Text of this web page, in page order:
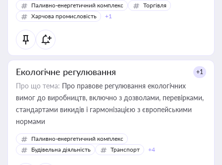
Паливно-енергетичний комплекс
Торгівля
Харчова промисловість
+1
Екологічне регулювання +1
Про що тема: Про правове регулювання екологічних
вимог до виробництв, включно з дозволами, перевірками,
стандартами викидів і гармонізацією з європейськими
нормами
Паливно-енергетичний комплекс
Будівельна діяльність
Транспорт +4